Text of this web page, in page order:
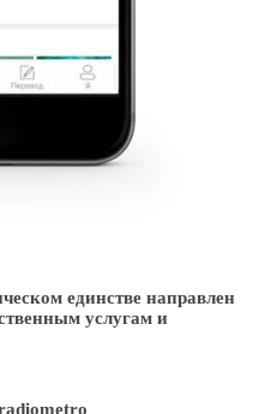
единстве направлен
услугам и